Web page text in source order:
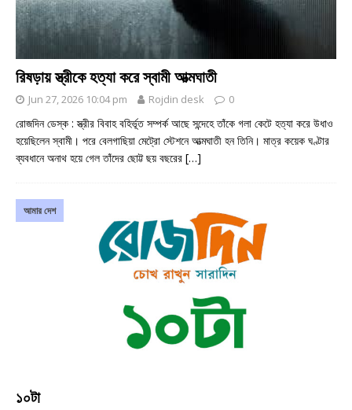
রিষড়ায় স্ত্রীকে হত্যা করে স্বামী আত্মঘাতী
Jun 27, 2026 10:04 pm Rojdin desk 0
রোজদিন ডেস্ক : স্ত্রীর বিবাহ বহির্ভূত সম্পর্ক আছে সন্দেহে তাঁকে গলা কেটে হত্যা করে উধাও
হয়েছিলেন স্বামী। পরে বেলগাছিয়া মেট্রো স্টেশনে আত্মঘাতী হন তিনি। মাত্র কয়েক ঘণ্টার
ব্যবধানে অনাথ হয়ে গেল তাঁদের ছোট্ট ছয় বছরের […]
আমার দেশ
১০টা